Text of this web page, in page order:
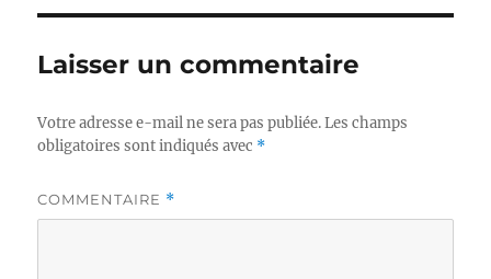
Laisser un commentaire
Votre adresse e-mail ne sera pas publiée. Les champs
obligatoires sont indiqués avec *
COMMENTAIRE *